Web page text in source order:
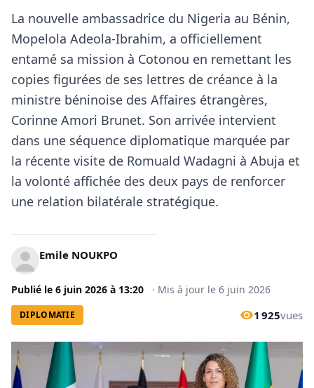
La nouvelle ambassadrice du Nigeria au Bénin,
Mopelola Adeola-Ibrahim, a officiellement
entamé sa mission à Cotonou en remettant les
copies figurées de ses lettres de créance à la
ministre béninoise des Affaires étrangères,
Corinne Amori Brunet. Son arrivée intervient
dans une séquence diplomatique marquée par
la récente visite de Romuald Wadagni à Abuja et
la volonté affichée des deux pays de renforcer
une relation bilatérale stratégique.
Emile NOUKPO
Publié le 6 juin 2026 à 13:20 · Mis à jour le 6 juin 2026
DIPLOMATIE 1 925vues